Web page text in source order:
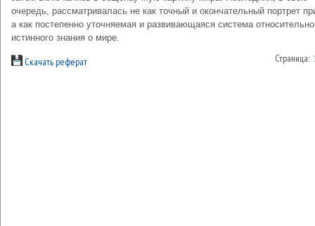
очередь, рассматривалась не как точный и окончательный портрет
а как постепенно уточняемая и развивающаяся система относительно
истинного знания о мире.
Скачать реферат Страница: